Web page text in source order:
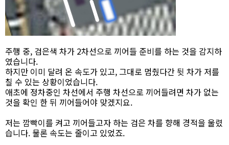
주행 중, 검은색 차가 2차선으로 끼어들 준비를 하는 것을 감지하
였습니다.
하지만 이미 달려 온 속도가 있고, 그대로 멈췄다간 뒷 차가 저를
칠 수 있는 상황이었습니다.
애초에 정차중인 차선에서 주행 차선으로 끼어들려면 차가 없는
것을 확인 한 뒤 끼어들어야 맞겠지요.
저는 깜빡이를 켜고 끼어들고자 하는 검은 차를 향해 경적을 울렸
습니다. 물론 속도는 줄이고 있었죠.